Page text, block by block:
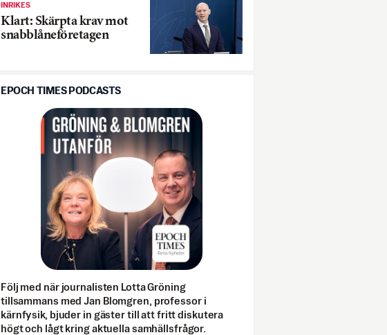
INRIKES
Klart: Skärpta krav mot
snabblåneföretagen
EPOCH TIMES PODCASTS
Följ med när journalisten Lotta Gröning
tillsammans med Jan Blomgren, professor i
kärnfysik, bjuder in gäster till att fritt diskutera
högt och lågt kring aktuella samhällsfrågor.